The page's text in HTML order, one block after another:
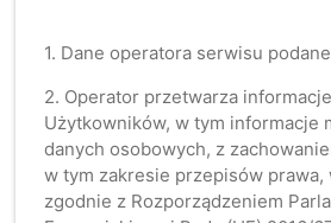
1. Dane operatora serwisu
2. Operator przetwarza
Użytkowników, w tym informacje
danych osobowych, z
w tym zakresie przepisów prawa,
zgodnie z Rozporządzeniem